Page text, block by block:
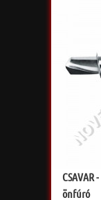
CSAVAR
önfúró